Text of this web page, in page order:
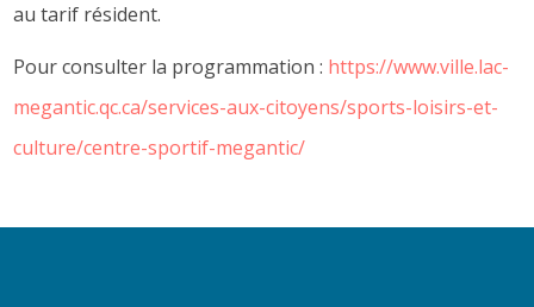
au tarif résident.
Pour consulter la programmation : https://www.ville.lac-
megantic.qc.ca/services-aux-citoyens/sports-loisirs-et-
culture/centre-sportif-megantic/